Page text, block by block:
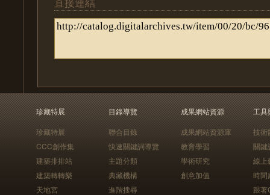
珍藏特展
珍藏特展
CCC創作集
建築排排站
建築轉轉樂
天地宮
目錄導覽
聯合目錄
快速關鍵詞導覽
主題分類
典藏機構
進階搜尋
成果網站資源
成果網站資源庫
教育學習
學術研究
創意加值
工具
技術
關鍵
線上
時間
跟